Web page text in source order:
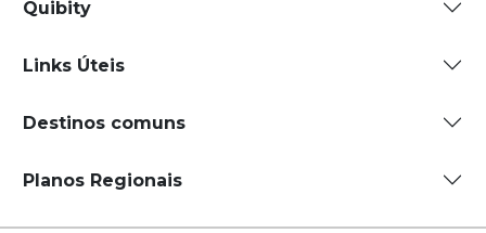
Quibity
Links Úteis
Destinos comuns
Planos Regionais